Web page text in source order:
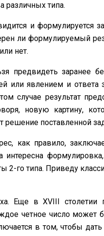
различных типа.
и формули­руется
ли формулируемый
нет.
предвидеть за­ранее
или явлением и
случае ре­зультат
новую картину,
решение поставленной
как правило,
интересна
2-го типа. Приведу
Еще в XVIII столетии
четное число может
в том, чтобы